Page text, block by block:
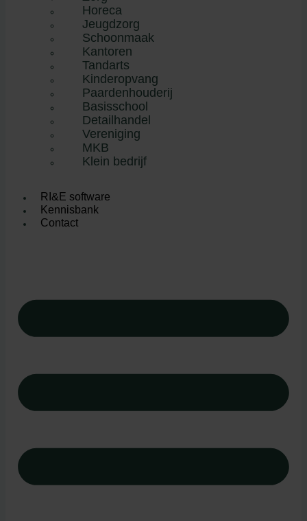
Horeca
Jeugdzorg
Schoonmaak
Kantoren
Tandarts
Kinderopvang
Paardenhouderij
Basisschool
Detailhandel
Vereniging
MKB
Klein bedrijf
RI&E software
Kennisbank
Contact